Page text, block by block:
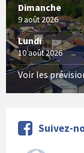
Dimanche
9 août 2026
Lundi
10 août 2026
Voir les
Suivez-